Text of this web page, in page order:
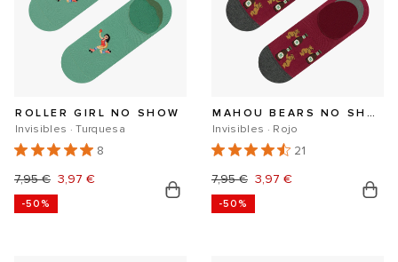
ROLLER GIRL NO SHOW
Invisibles · Turquesa
8
Precio
habitual
7,95 €
Precio
de
3,97 €
-50%
MAHOU BEARS NO SHOW
Invisibles · Rojo
21
Precio
habitual
7,95 €
Precio
de
3,97 €
-50%